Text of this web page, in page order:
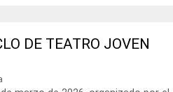
DE TEATRO JOVEN